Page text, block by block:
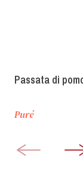
Passata di
Puré